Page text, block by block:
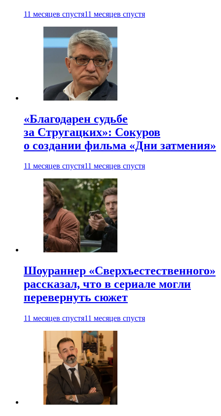
11 месяцев спустя11 месяцев спустя
«Благодарен судьбе
за Стругацких»: Сокуров
о создании фильма «Дни затмения»
11 месяцев спустя11 месяцев спустя
Шоураннер «Сверхъестественного»
рассказал, что в сериале могли
перевернуть сюжет
11 месяцев спустя11 месяцев спустя